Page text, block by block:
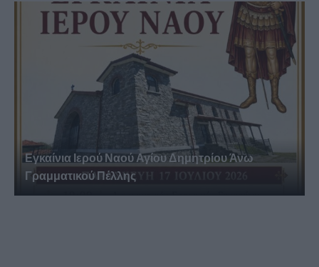
Εγκαίνια Ιερού Ναού Αγίου Δημητρίου Άνω
Γραμματικού Πέλλης